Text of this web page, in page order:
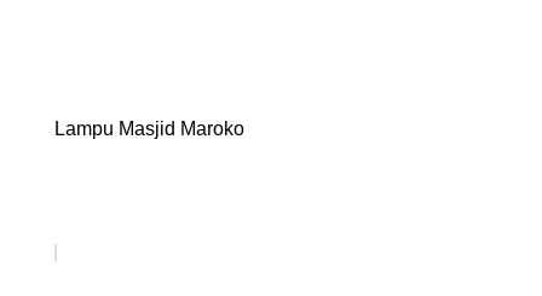
Lampu Masjid Maroko